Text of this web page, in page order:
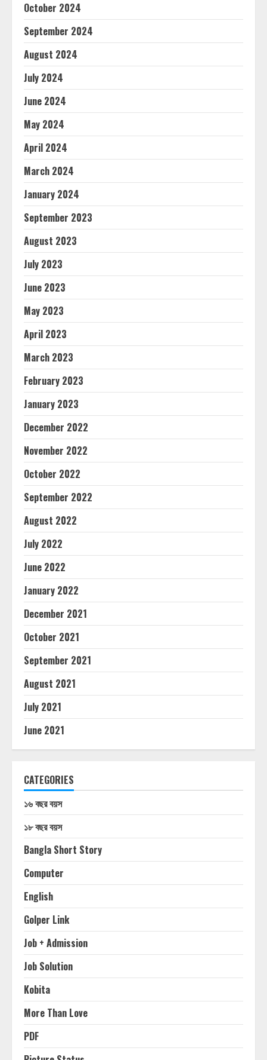
October 2024
September 2024
August 2024
July 2024
June 2024
May 2024
April 2024
March 2024
January 2024
September 2023
August 2023
July 2023
June 2023
May 2023
April 2023
March 2023
February 2023
January 2023
December 2022
November 2022
October 2022
September 2022
August 2022
July 2022
June 2022
January 2022
December 2021
October 2021
September 2021
August 2021
July 2021
June 2021
CATEGORIES
১৬ বছর বয়স
১৮ বছর বয়স
Bangla Short Story
Computer
English
Golper Link
Job + Admission
Job Solution
Kobita
More Than Love
PDF